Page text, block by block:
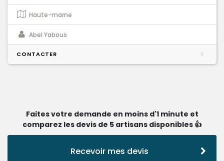
Haute-marne
Abel Yabous
CONTACTER
Faites votre demande en moins d'1 minute et
comparez les devis de 5 artisans disponibles 👍
Recevoir mes devis